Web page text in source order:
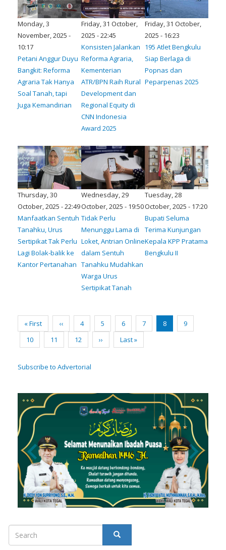
Monday, 3
November, 2025 -
10:17
Petani Anggur Duyu
Bangkit: Reforma
Agraria Tak Hanya
Soal Tanah, tapi
Juga Kemandirian
Friday, 31 October,
2025 - 22:45
Konsisten Jalankan
Reforma Agraria,
Kementerian
ATR/BPN Raih Rural
Development dan
Regional Equity di
CNN Indonesia
Award 2025
Friday, 31 October,
2025 - 16:23
195 Atlet Bengkulu
Siap Berlaga di
Popnas dan
Peparpenas 2025
Thursday, 30
October, 2025 - 22:49
Manfaatkan Sentuh
Tanahku, Urus
Sertipikat Tak Perlu
Lagi Bolak-balik ke
Kantor Pertanahan
Wednesday, 29
October, 2025 - 19:50
Tidak Perlu
Menunggu Lama di
Loket, Antrian Online
dalam Sentuh
Tanahku Mudahkan
Warga Urus
Sertipikat Tanah
Tuesday, 28
October, 2025 - 17:20
Bupati Seluma
Terima Kunjungan
Kepala KPP Pratama
Bengkulu II
Pagination
First
page
« First
Previous
page
‹‹ Page
4 Page
5 Page
6 Page
7
Current
page
8 Page
9
Page
10 Page
11 Page
12
Next
page
››
Last
page
Last »
Subscribe to Advertorial
Search
SEARCH